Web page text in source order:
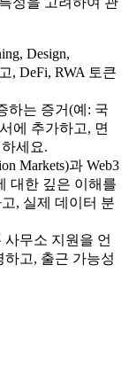
Design,
, DeFi, RWA 토큰
하는 증거(예: 국
에 추가하고, 면
세요.
Markets)과 Web3
대한 깊은 이해를
, 실제 데이터 분
무소 지원을 언
고, 출근 가능성